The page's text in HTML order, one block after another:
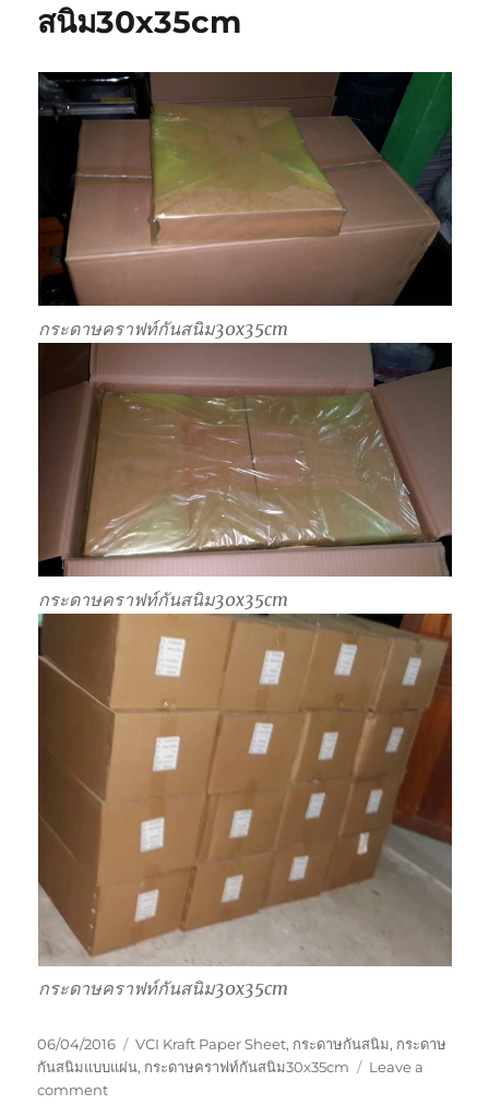
สนิม30x35cm
กระดาษคราฟท์กันสนิม30x35cm
กระดาษคราฟท์กันสนิม30x35cm
กระดาษคราฟท์กันสนิม30x35cm
Posted
on
06/04/2016 Tags
VCI Kraft Paper Sheet, กระดาษกันสนิม, กระดาษ
กันสนิมแบบแผ่น, กระดาษคราฟท์กันสนิม30x35cm
Leave a
commenton